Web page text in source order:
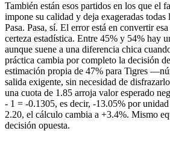
También están esos partidos en los que el
impone su calidad y deja exageradas todas
Pasa. Pasa, sí. El error está en convertir
certeza estadística. Entre 45% y 54% hay
aunque suene a una diferencia chica
práctica cambia por completo la decisión
estimación propia de 47% para Tigres
salida exigente, sin necesidad de
una cuota de 1.85 arroja valor esperado
- 1 = -0.1305, es decir, -13.05% por
2.20, el cálculo cambia a +3.4%. Mismo
decisión opuesta.